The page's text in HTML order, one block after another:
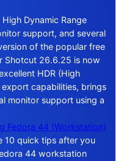
Dynamic Range
support, and several
of the popular free
Shotcut 26.6.25 is now
HDR (High
capabilities, brings
monitor support using a
Fedora 44 (Workstation)
10 quick tips after you
44 workstation